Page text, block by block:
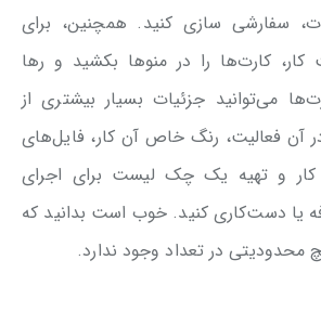
سفارشی سازی کنید. همچنین، برای
کارت‌ها را در منوها بکشید و رها
می‌توانید جزئیات بسیار بیشتری از
آن فعالیت، رنگ خاص آن کار، فایل‌های
کار و تهیه یک چک لیست برای اجرای
یا دست‌کاری کنید. خوب است بدانید که
در تعداد وجود ندارد.